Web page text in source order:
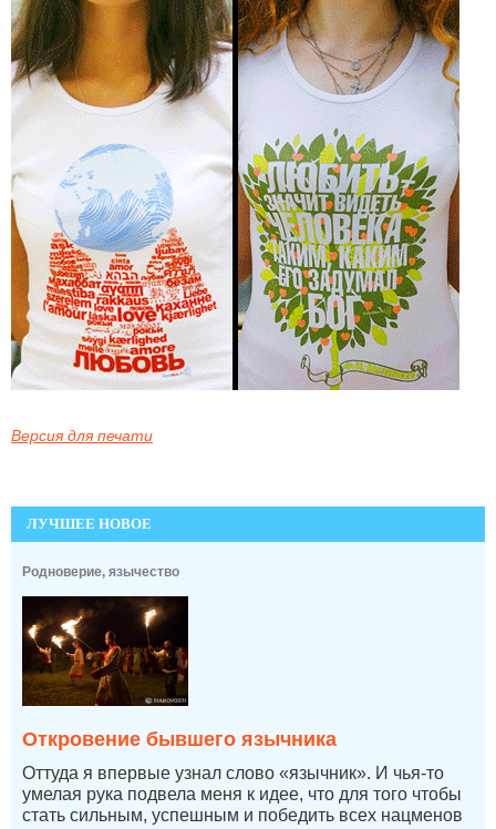
Версия для печати
ЛУЧШЕЕ НОВОЕ
Родноверие, язычество
Откровение бывшего язычника
Оттуда я впервые узнал слово «язычник». И чья-то
умелая рука подвела меня к идее, что для того чтобы
стать сильным, успешным и победить всех нацменов